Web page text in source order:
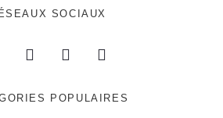
SOCIAUX
POPULAIRES